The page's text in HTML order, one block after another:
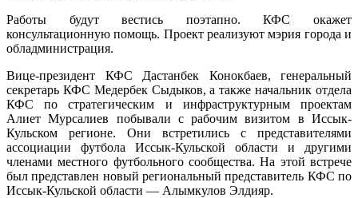
Работы будут вестись поэтапно. КФС окажет
консультационную помощь. Проект реализуют мэрия города и
обладминистрация.
Вице-президент КФС Дастанбек Конокбаев, генеральный
секретарь КФС Медербек Сыдыков, а также начальник отдела
КФС по стратегическим и инфраструктурным проектам
Алиет Мурсалиев побывали с рабочим визитом в Иссык-
Кульском регионе. Они встретились с представителями
ассоциации футбола Иссык-Кульской области и другими
членами местного футбольного сообщества. На этой встрече
был представлен новый региональный представитель КФС по
Иссык-Кульской области — Алымкулов Элдияр.